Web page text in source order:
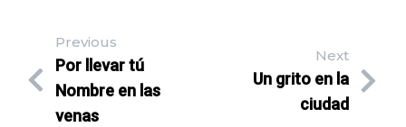
Previous
Por llevar tú
Nombre en las
venas
Next
Un grito en la
ciudad